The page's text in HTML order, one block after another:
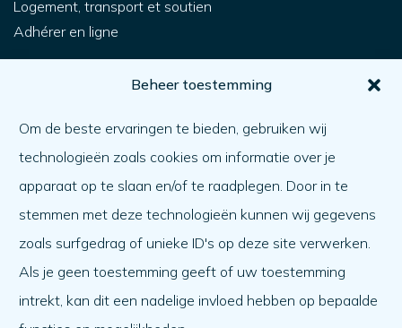
Beheer toestemming
Om de beste ervaringen te bieden, gebruiken wij
technologieën zoals cookies om informatie over je
apparaat op te slaan en/of te raadplegen. Door in te
stemmen met deze technologieën kunnen wij gegevens
zoals surfgedrag of unieke ID's op deze site verwerken.
Als je geen toestemming geeft of uw toestemming
intrekt, kan dit een nadelige invloed hebben op bepaalde
Logement, transport et soutien
Adhérer en ligne
Quoi de neuf ?
Ordre du jour
A propos de nous
A propos de nous
Travailler à